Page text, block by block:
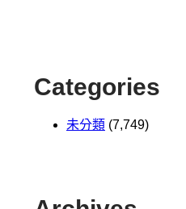
Categories
未分類 (7,749)